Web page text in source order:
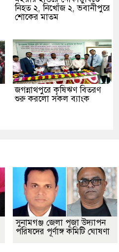
নিহত ২, নিখোঁজ ২, ভবানীপুরে
শোকের মাতম
জগন্নাথপুরে কৃষিঋণ বিতরণ
শুরু করলো সকল ব্যাংক
সুনামগঞ্জ জেলা পূজা উদ্যাপন
পরিষদের পূর্ণাঙ্গ কমিটি ঘোষণা